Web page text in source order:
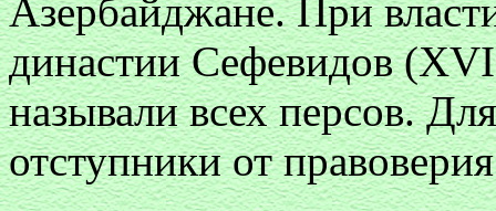
Азербайджане. При
династии Сефевидов
называли всех персов.
отступники от